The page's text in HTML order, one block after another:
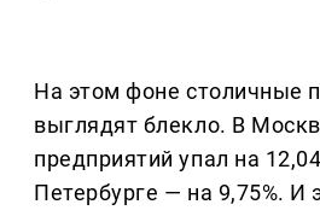
На этом фоне столичные
выглядят блекло. В
предприятий упал на
Петербурге — на 9,75%. И